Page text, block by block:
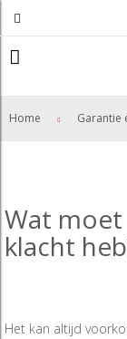
Home Garantie
Wat moet
klacht
Het kan altijd